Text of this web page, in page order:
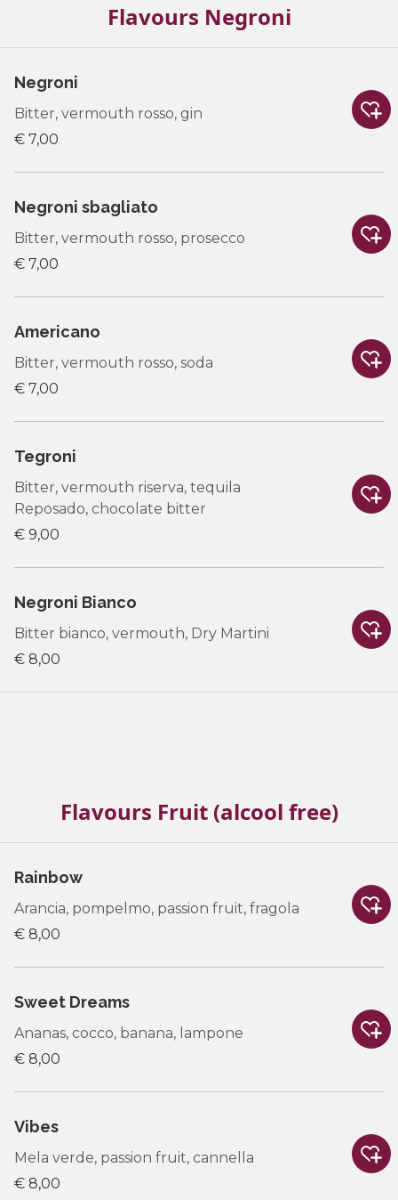
Flavours Negroni
Negroni
Bitter, vermouth rosso, gin
€ 7,00
Negroni sbagliato
Bitter, vermouth rosso, prosecco
€ 7,00
Americano
Bitter, vermouth rosso, soda
€ 7,00
Tegroni
Bitter, vermouth riserva, tequila
Reposado, chocolate bitter
€ 9,00
Negroni Bianco
Bitter bianco, vermouth, Dry Martini
€ 8,00
Flavours Fruit (alcool free)
Rainbow
Arancia, pompelmo, passion fruit, fragola
€ 8,00
Sweet Dreams
Ananas, cocco, banana, lampone
€ 8,00
Vibes
Mela verde, passion fruit, cannella
€ 8,00